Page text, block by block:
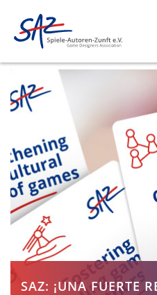
SAZ: ¡UNA FUERTE